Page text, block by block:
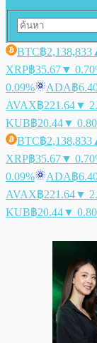
BTC฿2,138,833
XRP฿35.67▼
0.09%
ADA฿
AVAX฿221.64▼
KUB฿20.44▼
BTC฿2,138,833
XRP฿35.67▼
0.09%
ADA฿
AVAX฿221.64▼
KUB฿20.44▼